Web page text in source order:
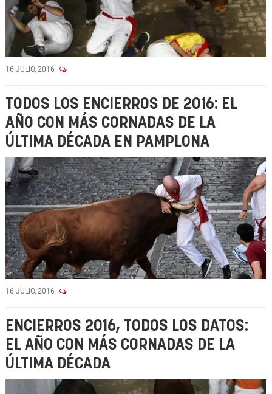
16 JULIO, 2016
TODOS LOS ENCIERROS DE 2016: EL
AÑO CON MÁS CORNADAS DE LA
ÚLTIMA DÉCADA EN PAMPLONA
16 JULIO, 2016
ENCIERROS 2016, TODOS LOS DATOS:
EL AÑO CON MÁS CORNADAS DE LA
ÚLTIMA DÉCADA